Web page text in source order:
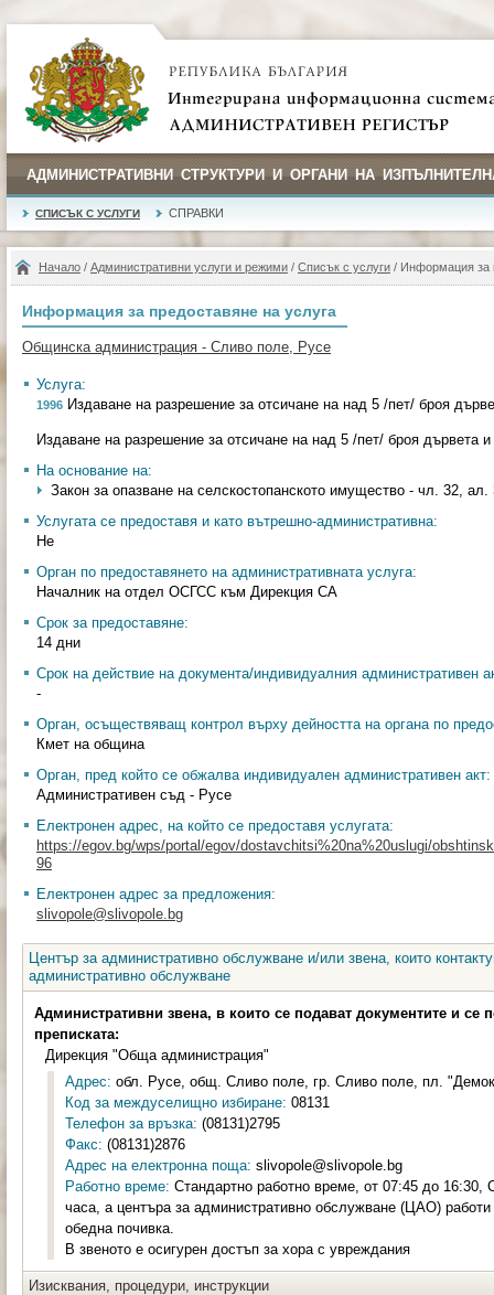
АДМИНИСТРАТИВНИ СТРУКТУРИ И ОРГАНИ НА
СПИСЪК С УСЛУГИ СПРАВКИ
Начало / Административни услуги и режими / Списък с услуги / Информация за
Информация за предоставяне на услуга
Общинска администрация - Сливо поле, Русе
Услуга:
1996 Издаване на разрешение за отсичане на над 5 /пет/ броя
Издаване на разрешение за отсичане на над 5 /пет/ броя дървета
На основание на:
Закон за опазване на селскостопанското имущество - чл. 32, ал.
Услугата се предоставя и като вътрешно-административна:
Не
Орган по предоставянето на административната услуга:
Началник на отдел ОСГСС към Дирекция СА
Срок за предоставяне:
14 дни
Срок на действие на документа/индивидуалния административен
-
Орган, осъществяващ контрол върху дейността на органа по
Кмет на община
Орган, пред който се обжалва индивидуален административен акт:
Административен съд - Русе
Електронен адрес, на който се предоставя услугата:
https://egov.bg/wps/portal/egov/dostavchitsi%20na%20uslugi/
96
Електронен адрес за предложения:
slivopole@slivopole.bg
Център за административно обслужване и/или звена, които
административно обслужване
Административни звена, в които се подават документите и се
преписката:
Дирекция "Обща администрация"
Адрес: обл. Русе, общ. Сливо поле, гр. Сливо поле, пл.
Код за междуселищно избиране: 08131
Телефон за връзка: (08131)2795
Факс: (08131)2876
Адрес на електронна поща: slivopole@slivopole.bg
Работно време: Стандартно работно време, от 07:45 до 16:30,
часа, а центъра за административно обслужване (ЦАО)
обедна почивка.
В звеното е осигурен достъп за хора с увреждания
Изисквания, процедури, инструкции